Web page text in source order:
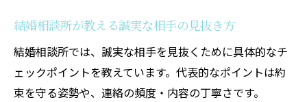
結婚相談所が教える誠実な相手の見抜き方
結婚相談所では、誠実な相手を見抜くために具体的なチ
ェックポイントを教えています。代表的なポイントは約
束を守る姿勢や、連絡の頻度・内容の丁寧さです。